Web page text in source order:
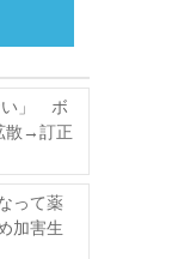
い」 ボ
散→訂正
って薬
加害生